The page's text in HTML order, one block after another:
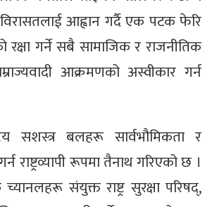
विरासतलाई आह्वान गर्दै एक पटक फेरि
रक्षा गर्ने सबै सामाजिक र राजनीतिक
आक्रमणको अस्वीकार गर्न
सशस्त्र बलहरू सार्वभौमिकता र
राष्ट्रव्यापी रूपमा तैनाथ गरिएको छ ।
संयुक्त राष्ट्र सुरक्षा परिषद्,